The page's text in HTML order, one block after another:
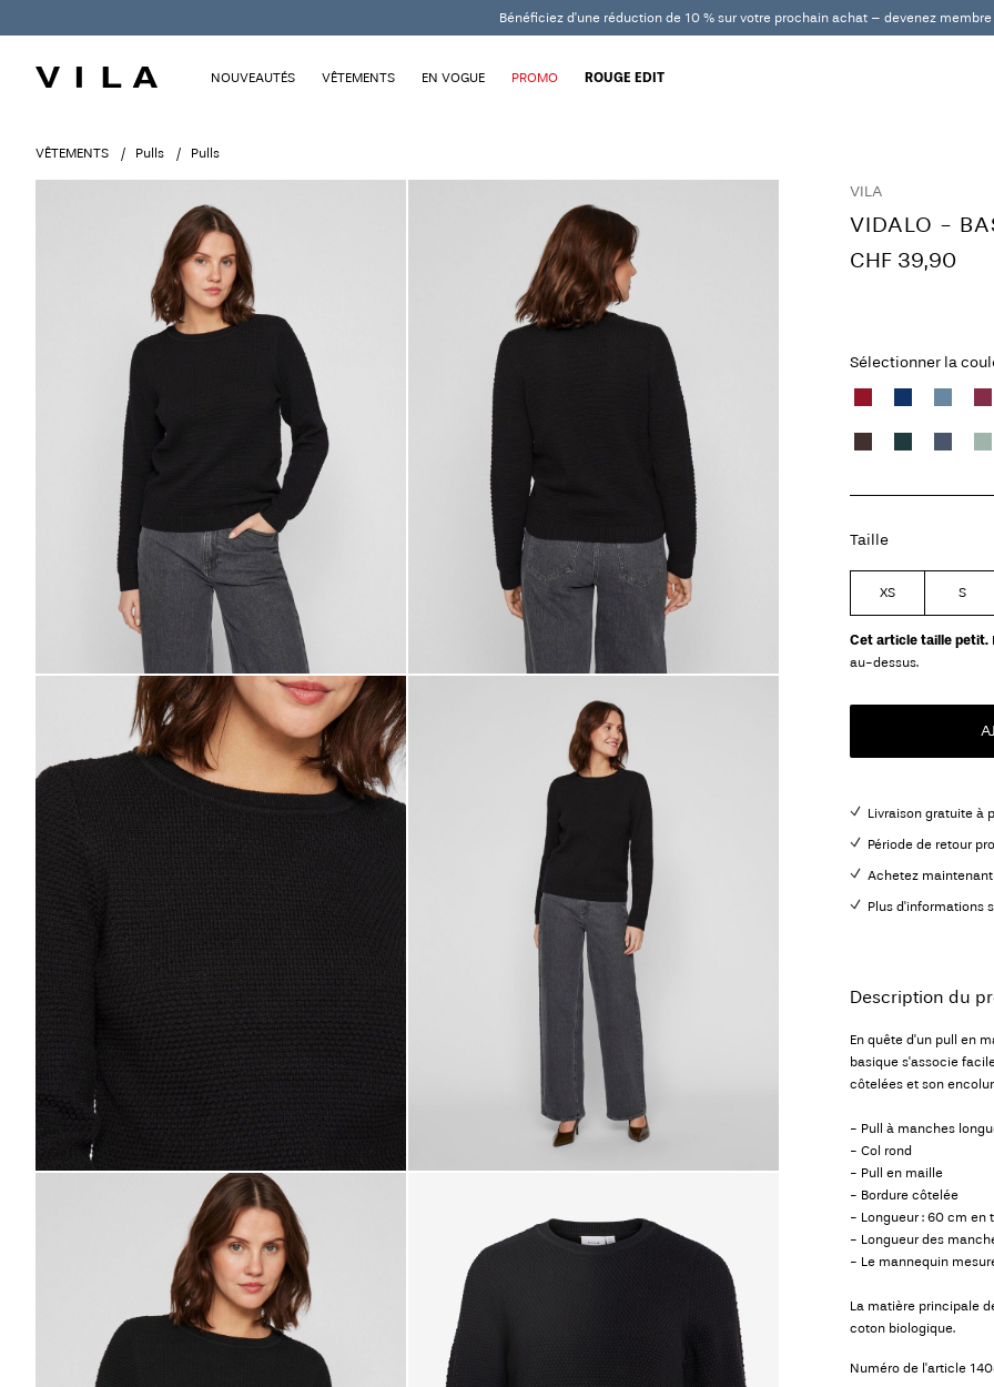
Bénéficiez d'une réduction de 10 % sur votre prochain achat – devenez membre
NOUVEAUTÉS VÊTEMENTS EN VOGUE PROMO ROUGE EDIT
VÊTEMENTS Pulls Pulls
VILA
VIDALO -
CHF 39,90
Sélectionner la
Taille
XS S
Cet article taille petit.
au-dessus.
Livraison gratuite à
Période de retour
Achetez
Plus d'informations
Description du
En quête d'un pull en
basique s'associe
côtelées et son
- Pull à manches
- Col rond
- Pull en maille
- Bordure côtelée
- Longueur : 60 cm en
- Longueur des
- Le mannequin
La matière principale
coton biologique.
Numéro de l'article